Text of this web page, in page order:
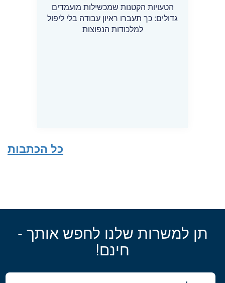
הטעויות הקטנות שמכשילות מועמדים
גדולים: כך תעברו ראיון עבודה בלי ליפול
למלכודות הנפוצות
כל הכתבות
תן למשרות שלנו לחפש אותך -
חינם!